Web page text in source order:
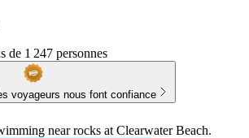
de 1 247 personnes
voyageurs nous font confiance
near rocks at Clearwater Beach.